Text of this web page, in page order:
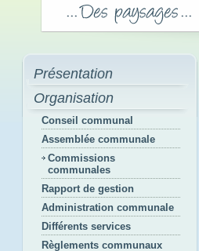
Présentation
Organisation
Conseil communal
Assemblée communale
Commissions
communales
Rapport de gestion
Administration communale
Différents services
Règlements communaux